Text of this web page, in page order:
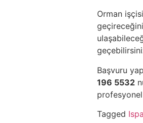
Orman
Başvuru
196 5532
profesyonel
Tagged